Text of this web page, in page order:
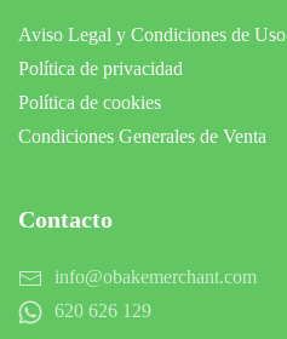
Aviso Legal y Condiciones de Uso
Política de privacidad
Política de cookies
Condiciones Generales de Venta
Contacto
info@obakemerchant.com
620 626 129